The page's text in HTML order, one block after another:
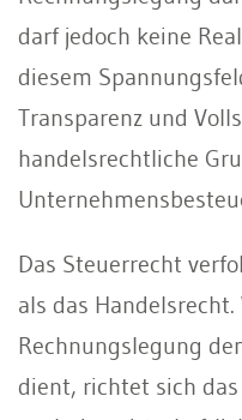
darf jedoch keine
diesem
Transparenz und
handelsrechtliche
Das Steuerrecht
als das Handelsrecht.
Rechnungslegung
dient, richtet sich